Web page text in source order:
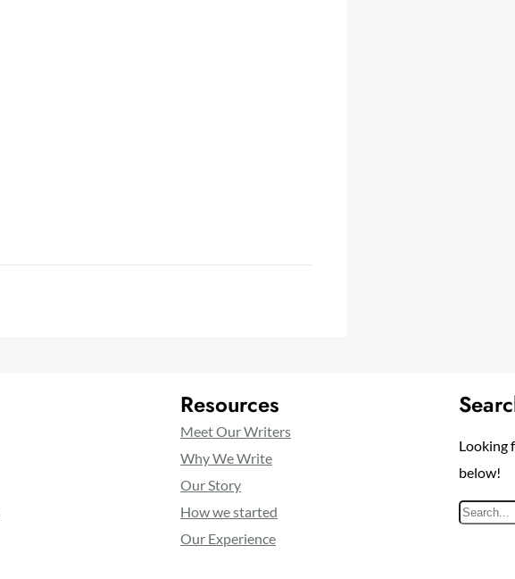
Resources
Meet Our Writers
Why We Write
Our Story
How we started
Our Experience
Looking
below!
S